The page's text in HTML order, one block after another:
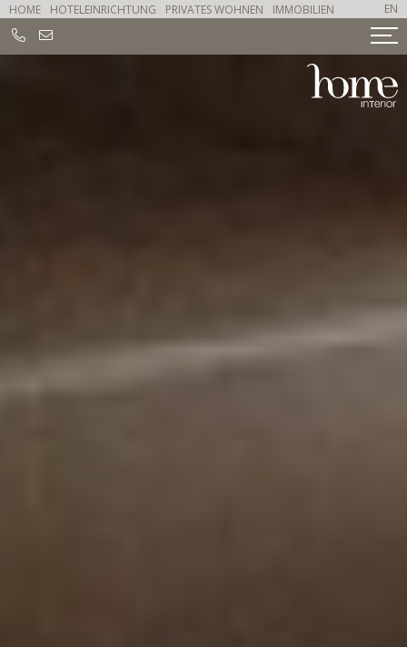
HOME HOTELEINRICHTUNG PRIVATES WOHNEN IMMOBILIEN EN